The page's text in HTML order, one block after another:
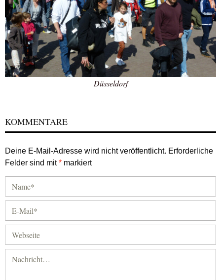
Düsseldorf
KOMMENTARE
Deine E-Mail-Adresse wird nicht veröffentlicht. Erforderliche
Felder sind mit* markiert